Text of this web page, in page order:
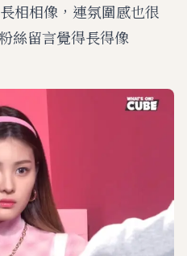
相相像，連氛圍感也很
絲留言覺得長得像